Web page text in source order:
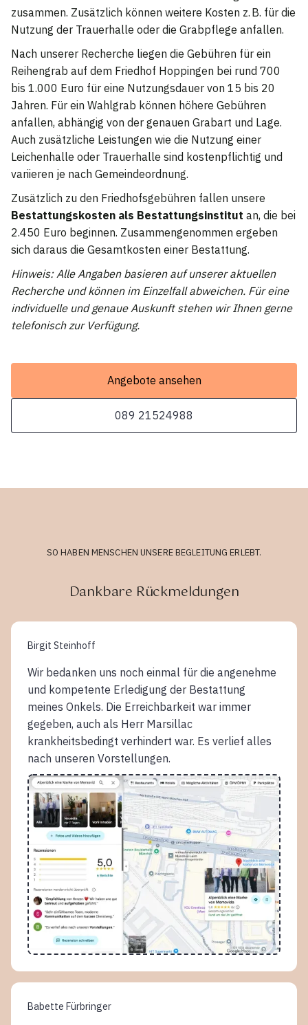
zusammen. Zusätzlich können weitere Kosten z. B. für die
Nutzung der Trauerhalle oder die Grabpflege anfallen.
Nach unserer Recherche liegen die Gebühren für ein
Reihengrab auf dem Friedhof Hoppingen bei rund 700
bis 1.000 Euro für eine Nutzungsdauer von 15 bis 20
Jahren. Für ein Wahlgrab können höhere Gebühren
anfallen, abhängig von der genauen Grabart und Lage.
Auch zusätzliche Leistungen wie die Nutzung einer
Leichenhalle oder Trauerhalle sind kostenpflichtig und
variieren je nach Gemeindeordnung.
Zusätzlich zu den Friedhofsgebühren fallen unsere
Bestattungskosten als Bestattungsinstitut an, die bei
2.450 Euro beginnen. Zusammengenommen ergeben
sich daraus die Gesamtkosten einer Bestattung.
Hinweis: Alle Angaben basieren auf unserer aktuellen
Recherche und können im Einzelfall abweichen. Für eine
individuelle und genaue Auskunft stehen wir Ihnen gerne
telefonisch zur Verfügung.
Angebote ansehen
089 21524988
SO HABEN MENSCHEN UNSERE BEGLEITUNG ERLEBT.
Dankbare Rückmeldungen
Birgit Steinhoff
Wir bedanken uns noch einmal für die angenehme
und kompetente Erledigung der Bestattung
meines Onkels. Die Erreichbarkeit war immer
gegeben, auch als Herr Marsillac
krankheitsbedingt verhindert war. Es verlief alles
nach unseren Vorstellungen.
Babette Fürbringer